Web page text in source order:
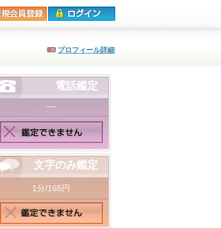
プロフィール詳細
電話鑑定
―
文字のみ鑑定
1分/165円